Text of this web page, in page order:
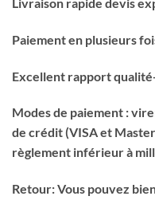
Paiement en plusieurs
Excellent rapport
Modes de paiement :
de crédit (VISA et
règlement inférieur à
Retour: Vous pouvez